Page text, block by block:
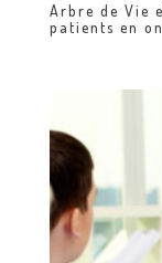
Arbre de Vie
patients en